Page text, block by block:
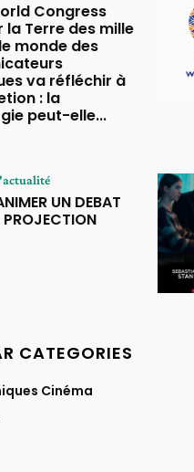
Congress
la Terre des mille
monde des
va réfléchir à
: la
peut-elle...
UN DEBAT
PROJECTION
CATEGORIES
Cinéma